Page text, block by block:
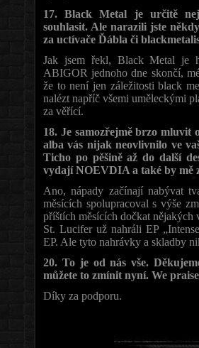
17. Black Metal je určitě
souhlasit. Ale narazili jste
za uctívače Ďábla či
Jak jsem řekl, Black Metal je
ABIGOR jednoho dne skončí,
že to není jen záležitosti black
nalézt napříč všemi uměleckými
za věřící.
18. Je samozřejmě brzo mluvit
alba vás nijak neovlivnilo ve
Ticho po pěšině až do další
vydají NOEVDIA a také by mě
Ano, nápady začínají nabývat
měsících spolupracoval s výše
příštích měsících dočkat nějakých
St. Lucifer už nahráli EP
EP. Ale tyto nahrávky a skladby
20. To je od nás vše.
můžete to zmínit nyní. We
Díky za podporu.